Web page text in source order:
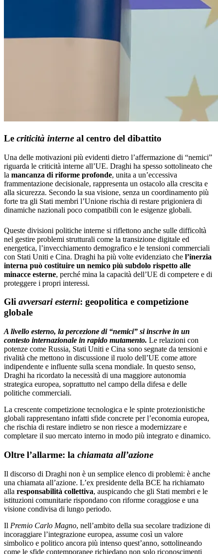
Le criticità interne al centro del dibattito
Una delle motivazioni più evidenti dietro l’affermazione di “nemici”
riguarda le criticità interne all’UE. Draghi ha spesso sottolineato che
la mancanza di riforme profonde, unita a un’eccessiva
frammentazione decisionale, rappresenta un ostacolo alla crescita e
alla sicurezza. Secondo la sua visione, senza un coordinamento più
forte tra gli Stati membri l’Unione rischia di restare prigioniera di
dinamiche nazionali poco compatibili con le esigenze globali.
Queste divisioni politiche interne si riflettono anche sulle difficoltà
nel gestire problemi strutturali come la transizione digitale ed
energetica, l’invecchiamento demografico e le tensioni commerciali
con Stati Uniti e Cina. Draghi ha più volte evidenziato che l’inerzia
interna può costituire un nemico più subdolo rispetto alle
minacce esterne, perché mina la capacità dell’UE di competere e di
proteggere i propri interessi.
Gli avversari esterni: geopolitica e competizione
globale
A livello esterno, la percezione di “nemici” si inscrive in un
contesto internazionale in rapido mutamento. Le relazioni con
potenze come Russia, Stati Uniti e Cina sono segnate da tensioni e
rivalità che mettono in discussione il ruolo dell’UE come attore
indipendente e influente sulla scena mondiale. In questo senso,
Draghi ha ricordato la necessità di una maggiore autonomia
strategica europea, soprattutto nel campo della difesa e delle
politiche commerciali.
La crescente competizione tecnologica e le spinte protezionistiche
globali rappresentano infatti sfide concrete per l’economia europea,
che rischia di restare indietro se non riesce a modernizzare e
completare il suo mercato interno in modo più integrato e dinamico.
Oltre l’allarme: la chiamata all’azione
Il discorso di Draghi non è un semplice elenco di problemi: è anche
una chiamata all’azione. L’ex presidente della BCE ha richiamato
alla responsabilità collettiva, auspicando che gli Stati membri e le
istituzioni comunitarie rispondano con riforme coraggiose e una
visione condivisa di lungo periodo.
Il Premio Carlo Magno, nell’ambito della sua secolare tradizione di
incoraggiare l’integrazione europea, assume così un valore
simbolico e politico ancora più intenso quest’anno, sottolineando
come le sfide contemporanee richiedano non solo riconoscimenti